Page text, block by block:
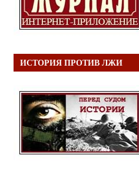
ИСТОРИЯ ПРОТИВ ЛЖИ